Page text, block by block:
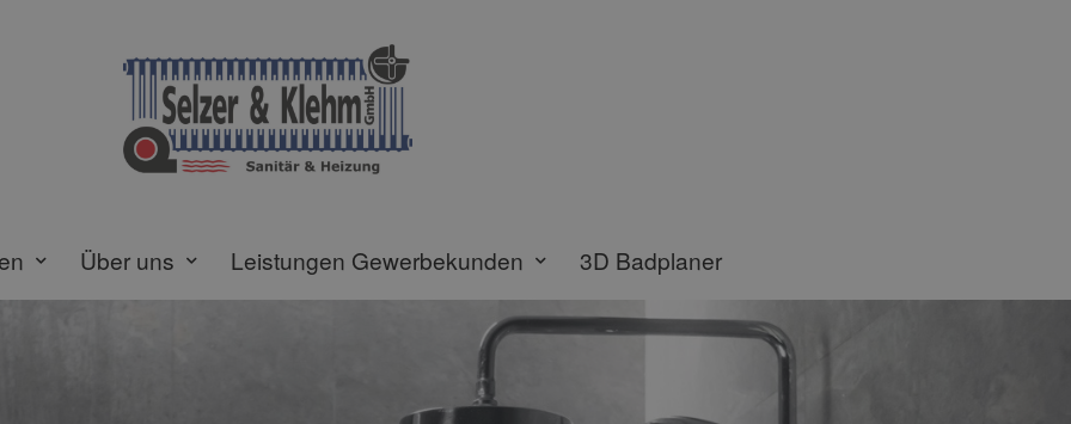
Über uns Leistungen Gewerbekunden 3D Badplaner